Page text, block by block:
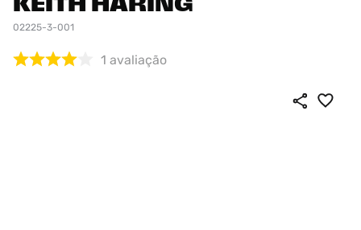
KEITH HARING
02225-3-001
1 avaliação